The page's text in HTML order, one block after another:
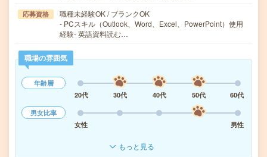
応募資格
職種未経験OK / ブランクOK
- PCスキル（Outlook、Word、Excel、PowerPoint）使用
経験- 英語資料読む…
職場の雰囲気
年齢層
20代
30代 40代 50代
60代
男女比率
女性
男性
もっと見る